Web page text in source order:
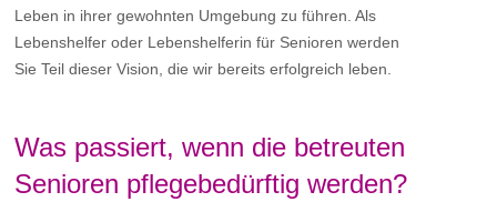
Leben in ihrer gewohnten Umgebung zu führen. Als
Lebenshelfer oder Lebenshelferin für Senioren werden
Sie Teil dieser Vision, die wir bereits erfolgreich leben.
Was passiert, wenn die betreuten
Senioren pflegebedürftig werden?